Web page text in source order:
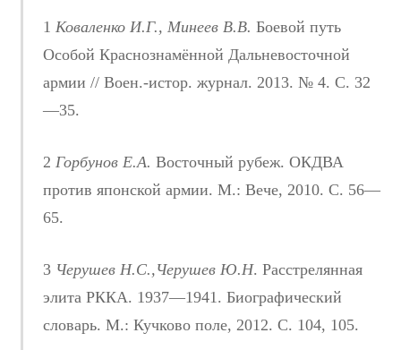
1 Коваленко И.Г., Минеев В.В. Боевой путь
Особой Краснознамённой Дальневосточной
армии // Воен.-истор. журнал. 2013. № 4. С. 32
—35.
2 Горбунов Е.А. Восточный рубеж. ОКДВА
против японской армии. М.: Вече, 2010. С. 56—
65.
3 Черушев Н.С.,Черушев Ю.Н. Расстрелянная
элита РККА. 1937—1941. Биографический
словарь. М.: Кучково поле, 2012. С. 104, 105.